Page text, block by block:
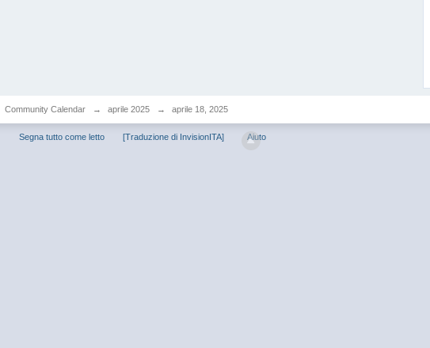
Community Calendar → aprile 2025 → aprile 18, 2025
Segna tutto come letto [Traduzione di InvisionITA] Aiuto